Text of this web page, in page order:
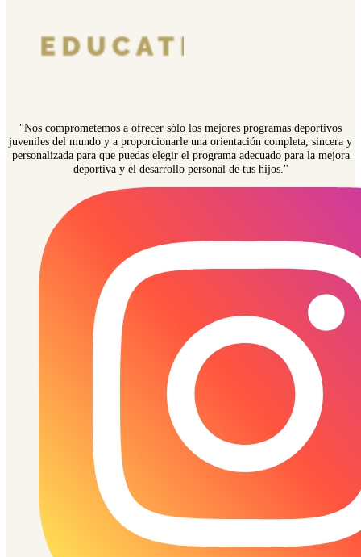
"Nos comprometemos a ofrecer sólo los mejores programas deportivos
juveniles del mundo y a proporcionarle una orientación completa, sincera y
personalizada para que puedas elegir el programa adecuado para la mejora
deportiva y el desarrollo personal de tus hijos."